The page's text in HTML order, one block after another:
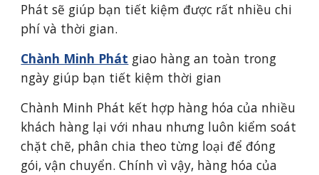
Phát sẽ giúp bạn tiết kiệm được rất nhiều chi
phí và thời gian.
Chành Minh Phát giao hàng an toàn trong
ngày giúp bạn tiết kiệm thời gian
Chành Minh Phát kết hợp hàng hóa của nhiều
khách hàng lại với nhau nhưng luôn kiểm soát
chặt chẽ, phân chia theo từng loại để đóng
gói, vận chuyển. Chính vì vậy, hàng hóa của